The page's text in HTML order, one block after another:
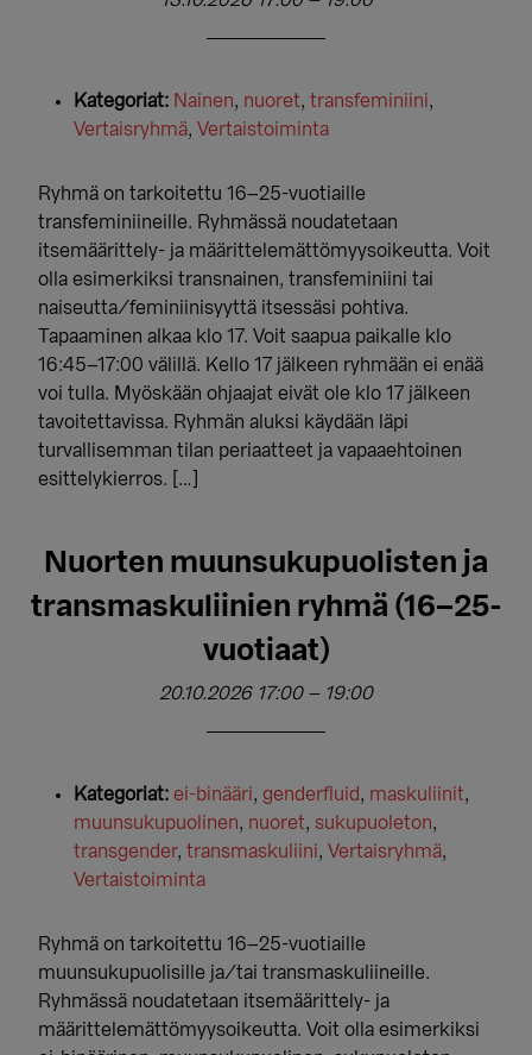
Kategoriat: Nainen, nuoret,transfeminiini,
Vertaisryhmä,Vertaistoiminta
Ryhmä on tarkoitettu 16–25-vuotiaille
transfeminiineille. Ryhmässä noudatetaan
itsemäärittely- ja määrittelemättömyysoikeutta. Voit
olla esimerkiksi transnainen, transfeminiini tai
naiseutta/feminiinisyyttä itsessäsi pohtiva.
Tapaaminen alkaa klo 17. Voit saapua paikalle klo
16:45–17:00 välillä. Kello 17 jälkeen ryhmään ei enää
voi tulla. Myöskään ohjaajat eivät ole klo 17 jälkeen
tavoitettavissa. Ryhmän aluksi käydään läpi
turvallisemman tilan periaatteet ja vapaaehtoinen
esittelykierros. […]
Nuorten muunsukupuolisten ja
transmaskuliinien ryhmä (16–25-
vuotiaat)
20.10.2026 17:00– 19:00
Kategoriat: ei-binääri, genderfluid, maskuliinit,
muunsukupuolinen, nuoret, sukupuoleton,
transgender,transmaskuliini,Vertaisryhmä,
Vertaistoiminta
Ryhmä on tarkoitettu 16–25-vuotiaille
muunsukupuolisille ja/tai transmaskuliineille.
Ryhmässä noudatetaan itsemäärittely- ja
määrittelemättömyysoikeutta. Voit olla esimerkiksi